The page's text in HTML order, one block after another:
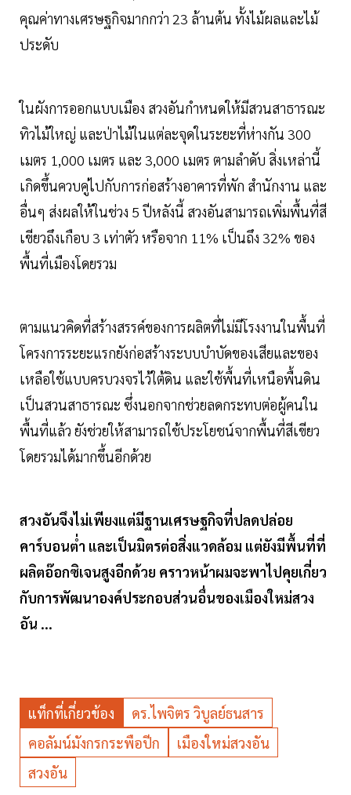
คุณค่าทางเศรษฐกิจมากกว่า 23 ล้านต้น ทั้งไม้ผลและไม้
ประดับ
ในผังการออกแบบเมือง สวงอันกำหนดให้มีสวนสาธารณะ
ทิวไม้ใหญ่ และป่าไม้ในแต่ละจุดในระยะที่ห่างกัน 300
เมตร 1,000 เมตร และ 3,000 เมตร ตามลำดับ สิ่งเหล่านี้
เกิดขึ้นควบคู่ไปกับการก่อสร้างอาคารที่พัก สำนักงาน และ
อื่นๆ ส่งผลให้ในช่วง 5 ปีหลังนี้ สวงอันสามารถเพิ่มพื้นที่สี
เขียวถึงเกือบ 3 เท่าตัว หรือจาก 11% เป็นถึง 32% ของ
พื้นที่เมืองโดยรวม
ตามแนวคิดที่สร้างสรรค์ของการผลิตที่ไม่มีโรงงานในพื้นที่
โครงการระยะแรกยังก่อสร้างระบบบำบัดของเสียและของ
เหลือใช้แบบครบวงจรไว้ใต้ดิน และใช้พื้นที่เหนือพื้นดิน
เป็นสวนสาธารณะ ซึ่งนอกจากช่วยลดกระทบต่อผู้คนใน
พื้นที่แล้ว ยังช่วยให้สามารถใช้ประโยชน์จากพื้นที่สีเขียว
โดยรวมได้มากขึ้นอีกด้วย
สวงอันจึงไม่เพียงแต่มีฐานเศรษฐกิจที่ปลดปล่อย
คาร์บอนต่ำ และเป็นมิตรต่อสิ่งแวดล้อม แต่ยังมีพื้นที่ที่
ผลิตอ๊อกซิเจนสูงอีกด้วย คราวหน้าผมจะพาไปคุยเกี่ยว
กับการพัฒนาองค์ประกอบส่วนอื่นของเมืองใหม่สวง
อัน ...
แท็กที่เกี่ยวข้อง
ดร.ไพจิตร วิบูลย์ธนสาร
คอลัมน์มังกรกระพือปีก
เมืองใหม่สวงอัน
สวงอัน